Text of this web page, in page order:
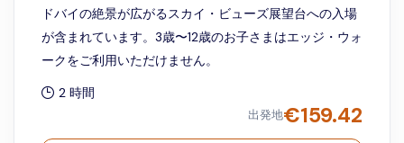
ドバイの絶景が広がるスカイ・ビューズ展望台への入場
が含まれています。3歳〜12歳のお子さまはエッジ・ウォ
ークをご利用いただけません。
2 時間
出発地€159.42